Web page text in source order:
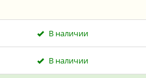
В наличии
В наличии